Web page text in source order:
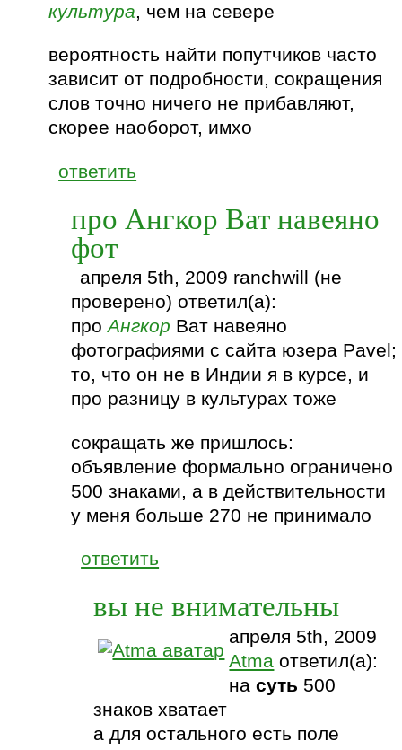
культура, чем на севере
вероятность найти попутчиков часто
зависит от подробности, сокращения
слов точно ничего не прибавляют,
скорее наоборот, имхо
ответить
про Ангкор Ват навеяно
фот
апреля 5th, 2009 ranchwill (не
проверено) ответил(а):
проАнгкор Ват навеяно
фотографиями с сайта юзера Pavel;
то, что он не в Индии я в курсе, и
про разницу в культурах тоже
сокращать же пришлось:
объявление формально ограничено
500 знаками, а в действительности
у меня больше 270 не принимало
ответить
вы не внимательны
апреля 5th, 2009
Atma ответил(а):
насуть 500
знаков хватает
а для остального есть поле